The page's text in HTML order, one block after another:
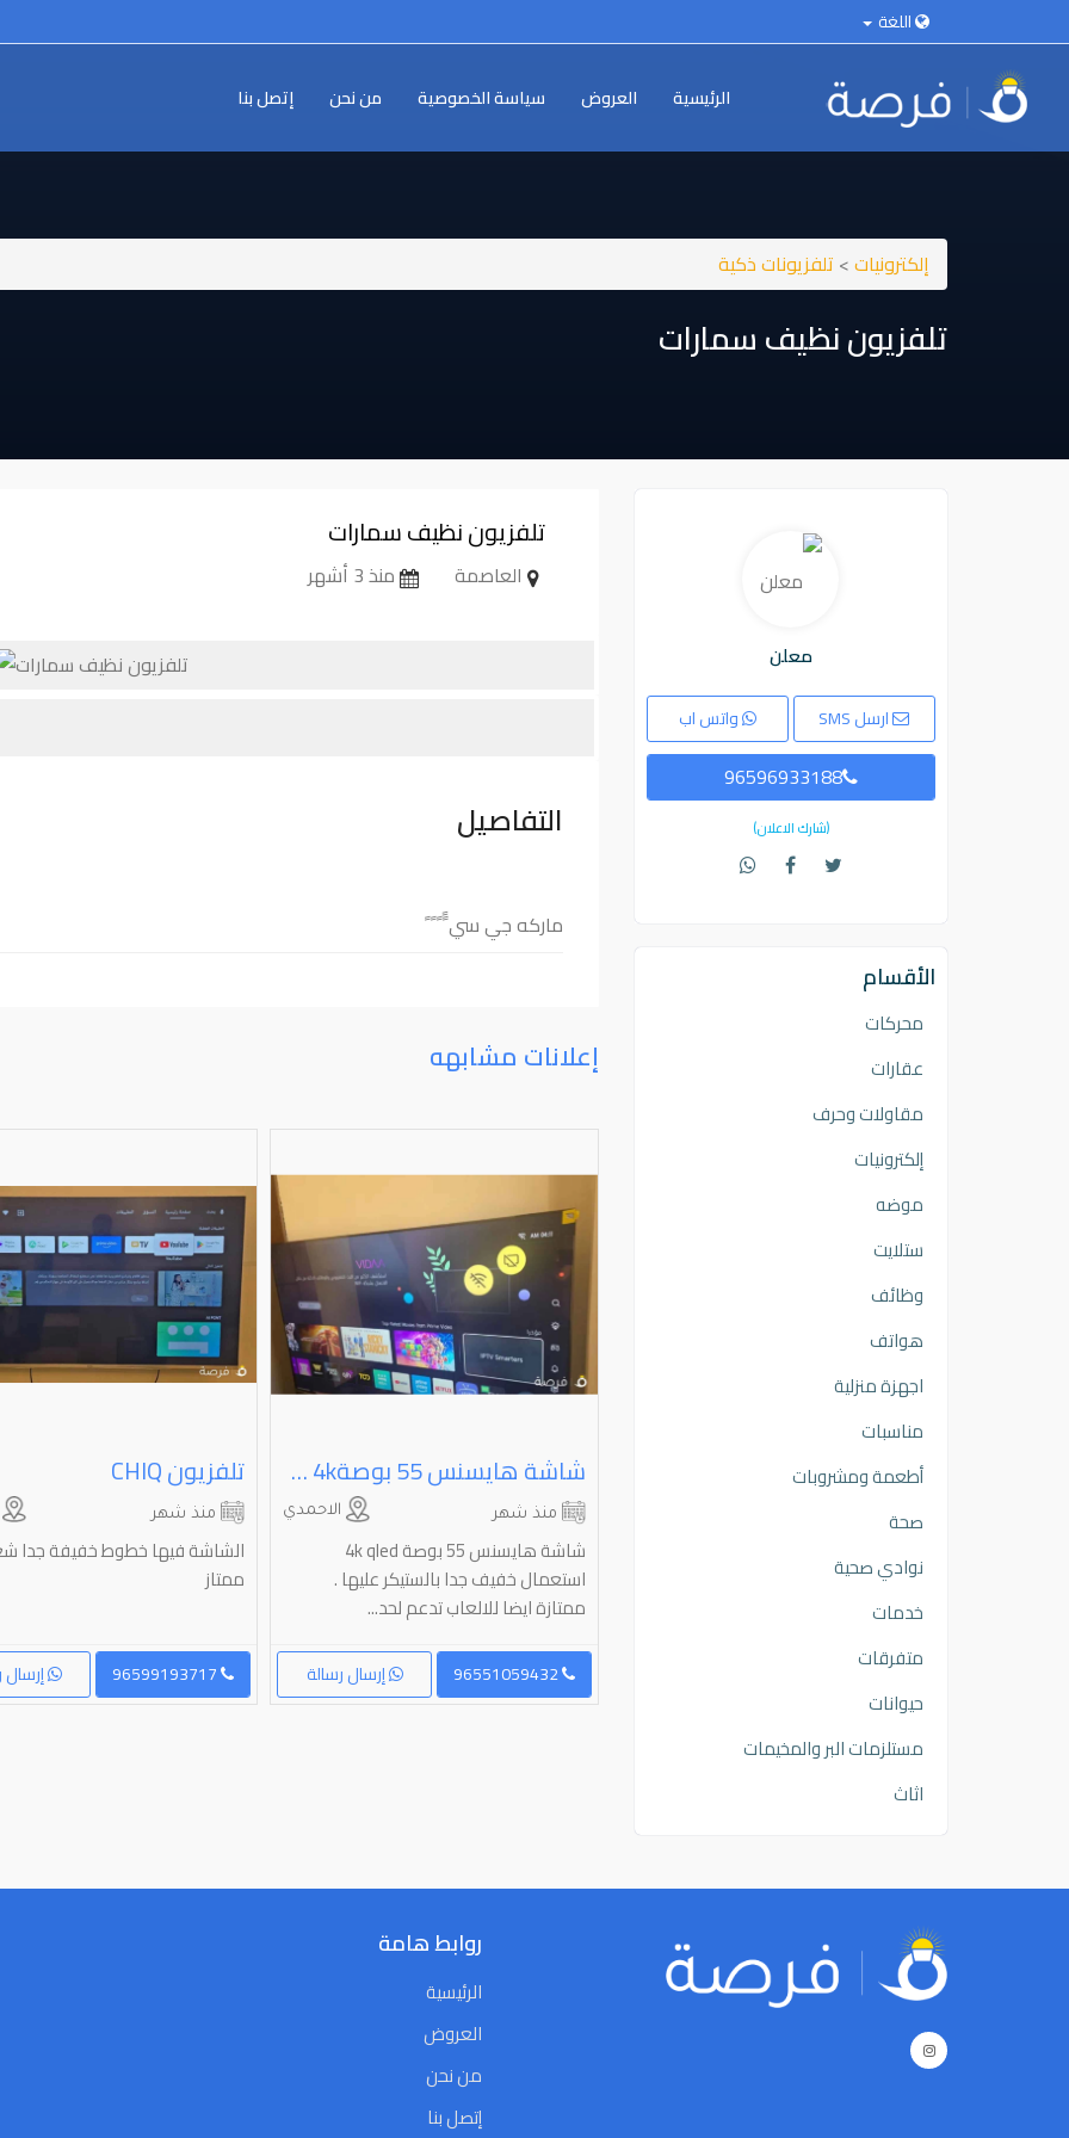
اللغة
الرئيسية العروض سياسة الخصوصية من نحن إتصل بنا
إلكترونيات> تلفزيونات ذكية
تلفزيون نظيف سمارات
تلفزيون نظيف سمارات
العاصمة منذ 3 أشهر
التفاصيل
ماركه جي سي ًً ً ً ً
إعلانات مشابهه
منذ 3 أشهر
TV جديد بالكرتون ولم يتم الاستخدام نهائيًا
96596933188
شاشة هايسنس ⁦⁦55⁩⁩ بوصة⁦⁦4k⁩⁩ ⁦⁦qled⁩⁩ بالستيكر استعمال خفيف جدا
الاحمدي منذ شهر
شاشة هايسنس 55 بوصة 4k qled
استعمال خفيف جدا بالستيكر عليها .
ممتازة ايضا للالعاب تدعم لحد...
إرسال رسالة 96551059432
تلفزيون ⁦⁦CHIQ⁩⁩
منذ شهر
الشاشة فيها خطوط خفيفة جدا
ممتاز
إرسال 96599193717
معلن
ارسل SMS واتس اب
96596933188
(شارك الاعلان)
الأقسام
محركات
عقارات
مقاولات وحرف
إلكترونيات
موضه
ستلايت
وظائف
هواتف
اجهزة منزلية
مناسبات
أطعمة ومشروبات
صحة
نوادي صحية
خدمات
متفرقات
حيوانات
مستلزمات البر والمخيمات
اثاث
روابط هامة
الرئيسية
العروض
من نحن
إتصل بنا